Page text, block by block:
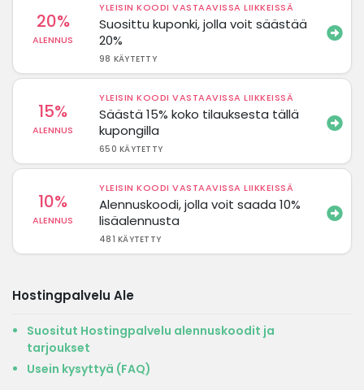
20%
ALENNUS
YLEISIN KOODI VASTAAVISSA LIIKKEISSÄ
Suosittu kuponki, jolla voit säästää
20%
98 KÄYTETTY
15%
ALENNUS
YLEISIN KOODI VASTAAVISSA LIIKKEISSÄ
Säästä 15% koko tilauksesta tällä
kupongilla
650 KÄYTETTY
10%
ALENNUS
YLEISIN KOODI VASTAAVISSA LIIKKEISSÄ
Alennuskoodi, jolla voit saada 10%
lisäalennusta
481 KÄYTETTY
Hostingpalvelu Ale
Suositut Hostingpalvelu alennuskoodit ja
tarjoukset
Usein kysyttyä (FAQ)